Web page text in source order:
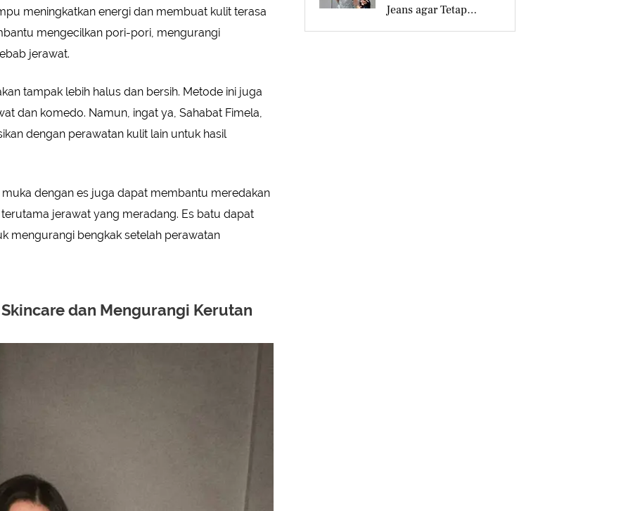
meningkatkan energi dan membuat kulit terasa
mengecilkan pori-pori, mengurangi
jerawat.
tampak lebih halus dan bersih. Metode ini juga
dan komedo. Namun, ingat ya, Sahabat Fimela,
dengan perawatan kulit lain untuk hasil
dengan es juga dapat membantu meredakan
jerawat yang meradang. Es batu dapat
mengurangi bengkak setelah perawatan
dan Mengurangi Kerutan
Jeans agar Tetap
Tampil Stylish